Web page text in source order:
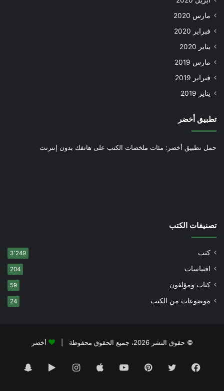
مارس 2020
فبراير 2020
يناير 2020
مارس 2019
فبراير 2019
يناير 2019
تطبيق أخضر
حمل تطبيق أخضر: مئات ملخصات الكتب على هاتفك بدون إنترنت
تصنيفات الكتب
كتب 3٬249
اقتباسات 204
كتاب ومؤلفون 59
موضوعات من الكتب 24
© حقوق النشر 2026، جميع الحقوق محفوظة | أخضر
فيسبوك تويتر بينتيريستيوتيوب انستقرام‏Googleسناب